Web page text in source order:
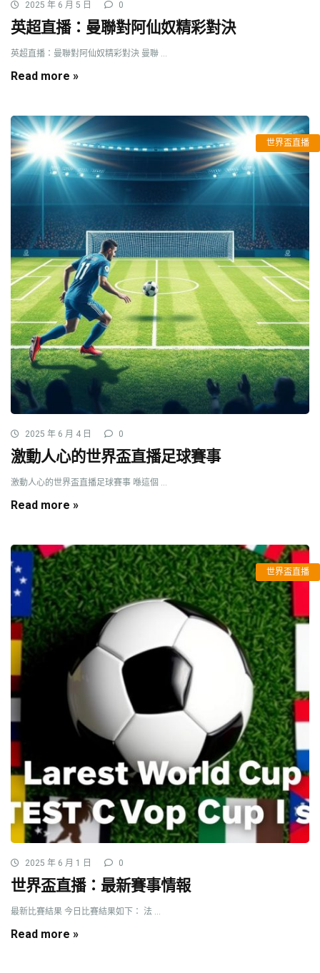
2025 年 6 月 5 日 0
英超直播：曼聯對阿仙奴精彩對決
英超直播：曼聯對阿仙奴精彩對決 曼聯 ...
Read more »
世界盃直播
2025 年 6 月 4 日 0
激動人心的世界盃直播足球賽事
激動人心的世界盃直播足球賽事 喺這個 ...
Read more »
世界盃直播
2025 年 6 月 1 日 0
世界盃直播：最新賽事情報
最新比賽結果 今日比賽結果如下： 法 ...
Read more »